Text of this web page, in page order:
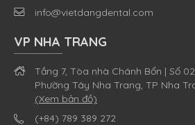
info@vietdangdental.com
VP NHA TRANG
Tầng 7, Tòa nhà Chánh Bổn | Số
Phường Tây Nha Trang, TP Nha
(Xem bản đồ)
(+84) 789 389 272